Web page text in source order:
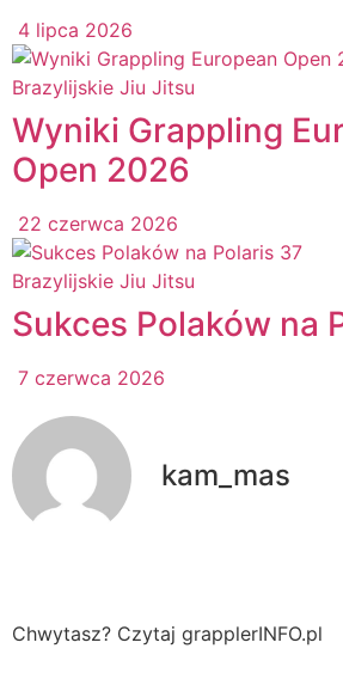
4 lipca 2026
Brazylijskie Jiu Jitsu
Wyniki Grappling
Open 2026
22 czerwca 2026
Brazylijskie Jiu Jitsu
Sukces Polaków na
7 czerwca 2026
kam_mas
Chwytasz? Czytaj grapplerINFO.pl